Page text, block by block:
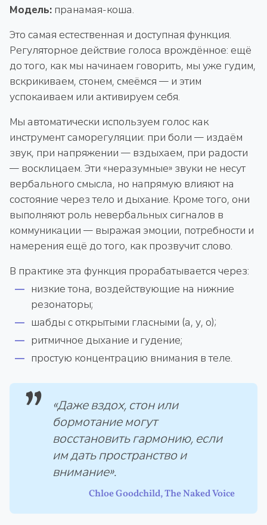
Модель: пранамая-коша.
Это самая естественная и доступная функция.
Регуляторное действие голоса врождённое: ещё
до того, как мы начинаем говорить, мы уже гудим,
вскрикиваем, стонем, смеёмся — и этим
успокаиваем или активируем себя.
Мы автоматически используем голос как
инструмент саморегуляции: при боли — издаём
звук, при напряжении — вздыхаем, при радости
— восклицаем. Эти «неразумные» звуки не несут
вербального смысла, но напрямую влияют на
состояние через тело и дыхание. Кроме того, они
выполняют роль невербальных сигналов в
коммуникации — выражая эмоции, потребности и
намерения ещё до того, как прозвучит слово.
В практике эта функция прорабатывается через:
низкие тона, воздействующие на нижние
резонаторы;
шабды с открытыми гласными (а, у, о);
ритмичное дыхание и гудение;
простую концентрацию внимания в теле.
«Даже вздох, стон или
бормотание могут
восстановить гармонию, если
им дать пространство и
внимание».
Chloe Goodchild, The Naked Voice